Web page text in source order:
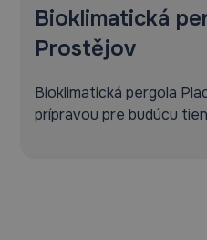
Bioklimatická
Prostějov
Bioklimatická pergola
prípravou pre budúcu